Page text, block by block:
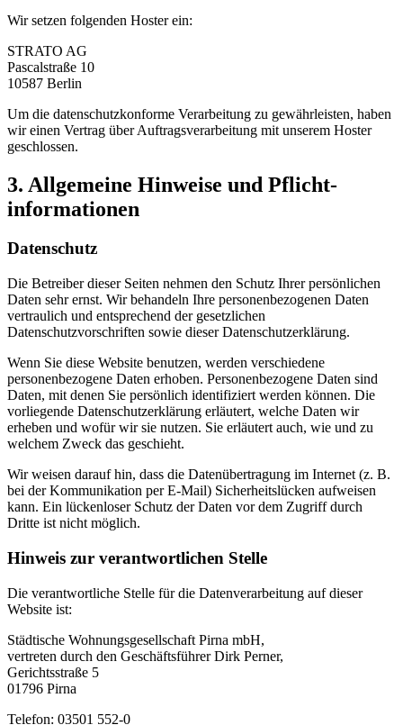
Wir setzen folgenden Hoster ein:
STRATO AG
Pascalstraße 10
10587 Berlin
Um die datenschutzkonforme Verarbeitung zu gewährleisten, haben
wir einen Vertrag über Auftragsverarbeitung mit unserem Hoster
geschlossen.
3. Allgemeine Hinweise und Pflicht­
informationen
Datenschutz
Die Betreiber dieser Seiten nehmen den Schutz Ihrer persönlichen
Daten sehr ernst. Wir behandeln Ihre personenbezogenen Daten
vertraulich und entsprechend der gesetzlichen
Datenschutzvorschriften sowie dieser Datenschutzerklärung.
Wenn Sie diese Website benutzen, werden verschiedene
personenbezogene Daten erhoben. Personenbezogene Daten sind
Daten, mit denen Sie persönlich identifiziert werden können. Die
vorliegende Datenschutzerklärung erläutert, welche Daten wir
erheben und wofür wir sie nutzen. Sie erläutert auch, wie und zu
welchem Zweck das geschieht.
Wir weisen darauf hin, dass die Datenübertragung im Internet (z. B.
bei der Kommunikation per E-Mail) Sicherheitslücken aufweisen
kann. Ein lückenloser Schutz der Daten vor dem Zugriff durch
Dritte ist nicht möglich.
Hinweis zur verantwortlichen Stelle
Die verantwortliche Stelle für die Datenverarbeitung auf dieser
Website ist:
Städtische Wohnungsgesellschaft Pirna mbH,
vertreten durch den Geschäftsführer Dirk Perner,
Gerichtsstraße 5
01796 Pirna
Telefon: 03501 552-0